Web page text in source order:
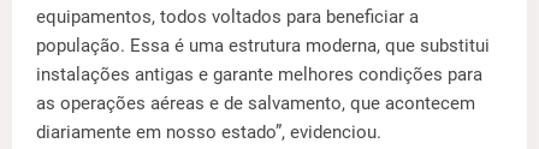
equipamentos, todos voltados para beneficiar a
população. Essa é uma estrutura moderna, que substitui
instalações antigas e garante melhores condições para
as operações aéreas e de salvamento, que acontecem
diariamente em nosso estado”, evidenciou.